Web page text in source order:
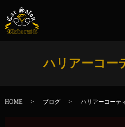
ハリアーコー
HOME ブログ ハリアーコーテ